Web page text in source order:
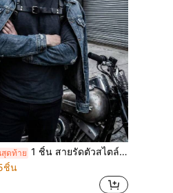
ดท้าย 1 ชิ้น สายรัดตัวสไตล์พังก์ หนัง สายไขว้ ทำมือ แพตช์เวิร์ก ปรับได้ เหมาะสำหรับการสไตล์ ฟิตเนส สวมใส่ประจำวัน แฟชั่นสตรีท การถ่ายคอนเทนต์บล็อกเกอร์ การแสดงบนเวที รันเวย์ การถ่ายภาพส่วนตัว
ชิ้น